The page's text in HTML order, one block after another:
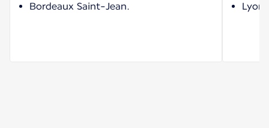
Bordeaux Saint-Jean.
Lyon